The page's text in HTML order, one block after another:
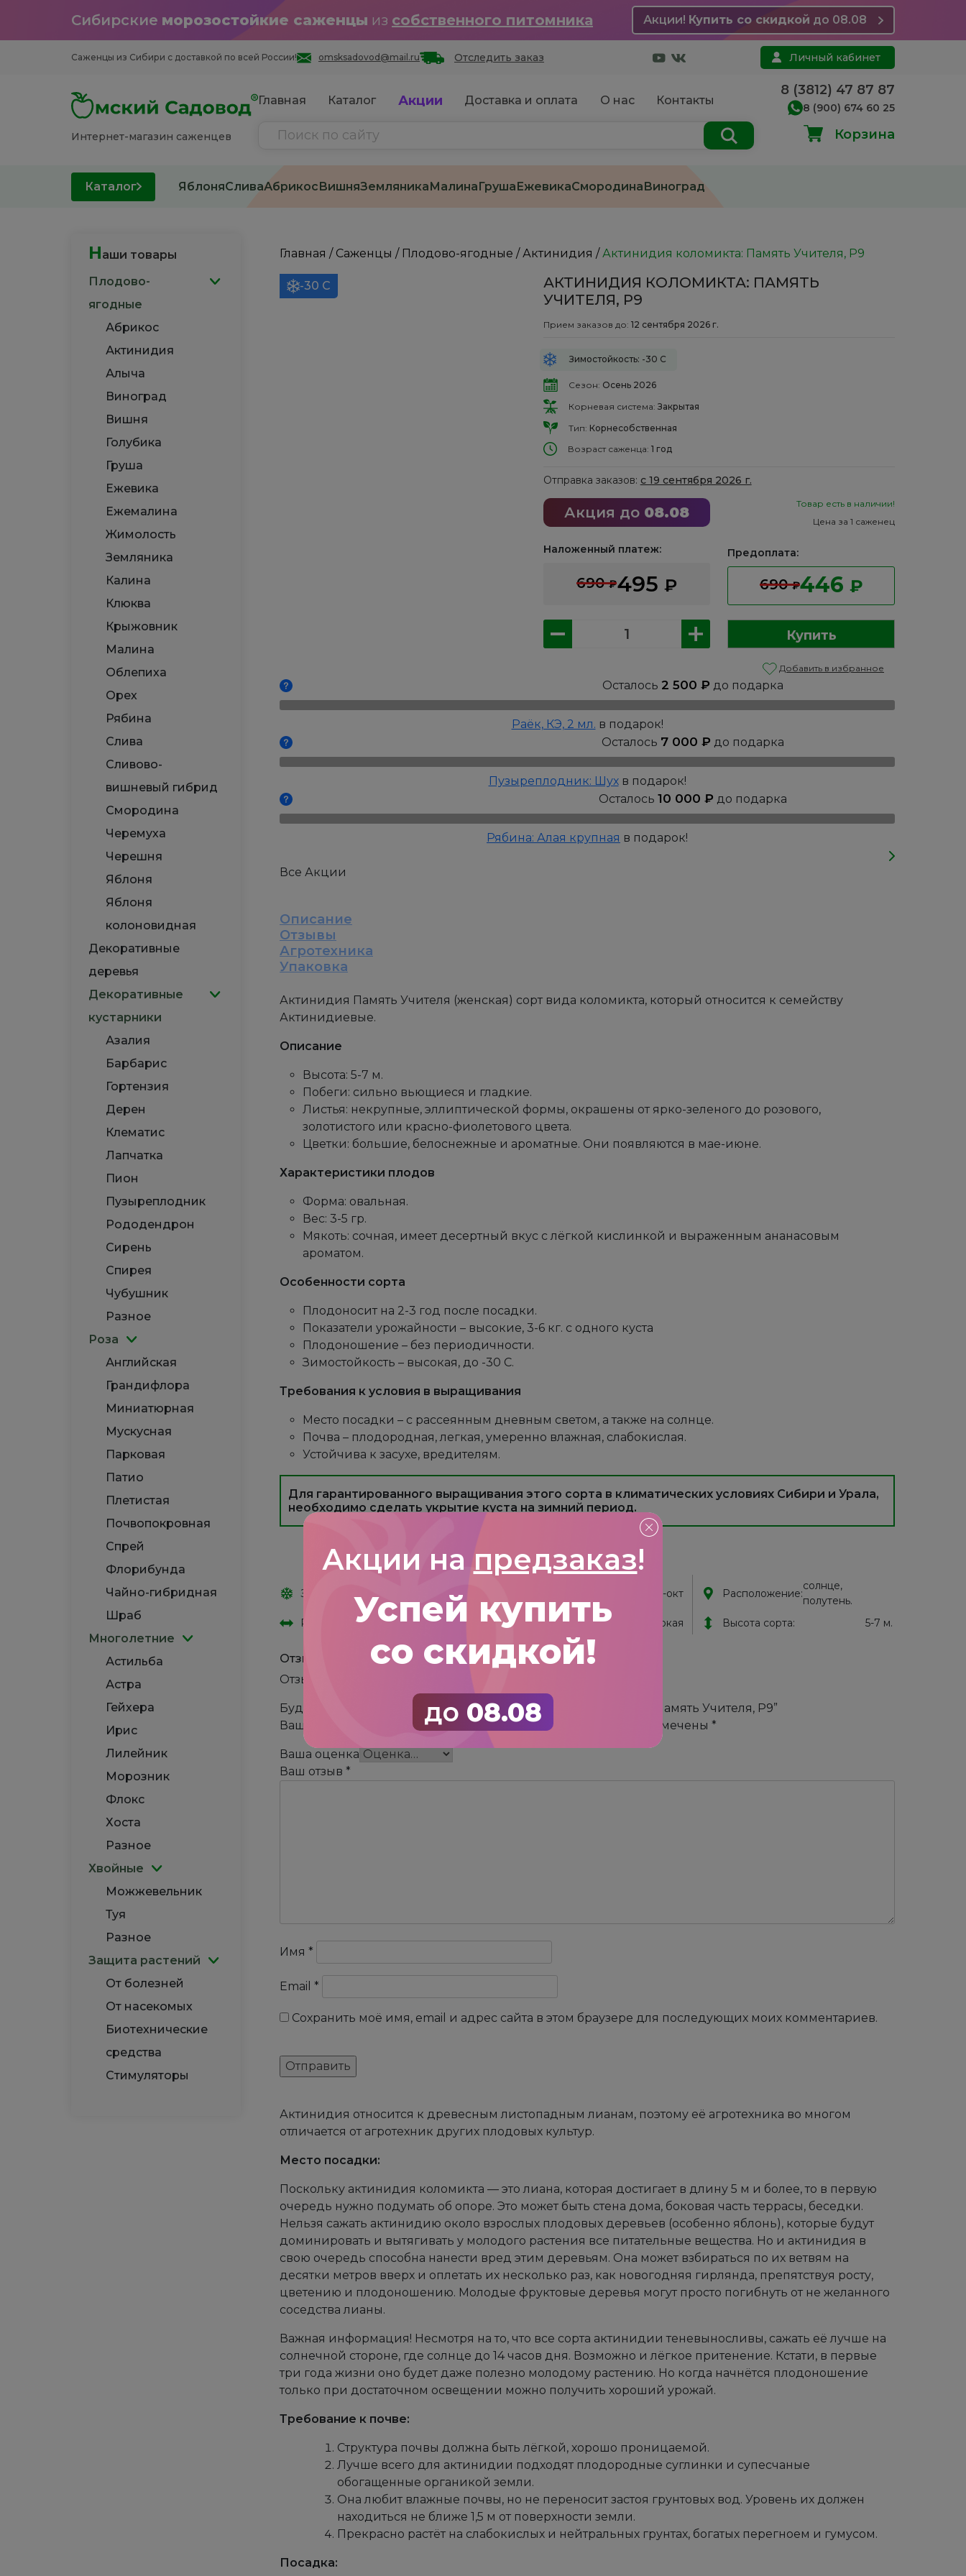
Акции напредзаказ!
Успей купить
со скидкой!
до 08.08
Сибирские морозостойкие саженцы из собственного питомника Акции! Купить со скидкой до 08.08
Саженцы из Cибири с доставкой по всей России! omsksadovod@mail.ru Отследить заказ Личный кабинет
Интернет-магазин саженцев
Главная Каталог Акции Доставка и оплата О нас Контакты
8 (3812) 47 87 87
8 (900) 674 60 25
Корзина
Каталог ЯблоняСливаАбрикосВишняЗемляникаМалинаГрушаЕжевикаСмородинаВиноград
Наши товары
Плодово-
ягодные
Абрикос
Актинидия
Алыча
Виноград
Вишня
Голубика
Груша
Ежевика
Ежемалина
Жимолость
Земляника
Калина
Клюква
Крыжовник
Малина
Облепиха
Орех
Рябина
Слива
Сливово-
вишневый гибрид
Смородина
Черемуха
Черешня
Яблоня
Яблоня
колоновидная
Декоративные
деревья
Декоративные
кустарники
Азалия
Барбарис
Гортензия
Дерен
Клематис
Лапчатка
Пион
Пузыреплодник
Рододендрон
Сирень
Спирея
Чубушник
Разное
Роза
Английская
Грандифлора
Миниатюрная
Мускусная
Парковая
Патио
Плетистая
Почвопокровная
Спрей
Флорибунда
Чайно-гибридная
Шраб
Многолетние
Астильба
Астра
Гейхера
Ирис
Лилейник
Морозник
Флокс
Хоста
Разное
Хвойные
Можжевельник
Туя
Разное
Защита растений
От болезней
От насекомых
Биотехнические
средства
Стимуляторы
Главная / Саженцы / Плодово-ягодные /Актинидия /Актинидия коломикта: Память Учителя, Р9
-30 С
АКТИНИДИЯ КОЛОМИКТА: ПАМЯТЬ
УЧИТЕЛЯ, Р9
Прием заказов до: 12 сентября 2026 г.
Зимостойкость: -30 С
Сезон: Осень 2026
Корневая система: Закрытая
Тип: Корнесобственная
Возраст саженца: 1 год
Отправка заказов: с 19 сентября 2026 г.
Акция до 08.08
Товар есть в наличии!
Цена за 1 саженец
Наложенный платеж:
690₽495 ₽
Предоплата:
690₽446 ₽
товара
коломикта:
Память
Учителя,
Р9
Купить
Добавить в избранное
Осталось 2 500 ₽ до подарка
Раёк, КЭ, 2 мл. в подарок!
Осталось 7 000 ₽ до подарка
Пузыреплодник: Шухв подарок!
Осталось 10 000 ₽ до подарка
Рябина: Алая крупная в подарок!
Все Акции
Описание
Отзывы
Агротехника
Упаковка
Актинидия Память Учителя (женская) сорт вида коломикта, который относится к семейству
Актинидиевые.
Описание
Высота: 5-7 м.
Побеги: сильно вьющиеся и гладкие.
Листья: некрупные, эллиптической формы, окрашены от ярко-зеленого до розового,
золотистого или красно-фиолетового цвета.
Цветки: большие, белоснежные и ароматные. Они появляются в мае-июне.
Характеристики плодов
Форма: овальная.
Вес: 3-5 гр.
Мякоть: сочная, имеет десертный вкус с лёгкой кислинкой и выраженным ананасовым
ароматом.
Особенности сорта
Плодоносит на 2-3 год после посадки.
Показатели урожайности – высокие, 3-6 кг. с одного куста
Плодоношение – без периодичности.
Зимостойкость – высокая, до -30 С.
Требования к условия в выращивания
Место посадки – с рассеянным дневным светом, а также на солнце.
Почва – плодородная, легкая, умеренно влажная, слабокислая.
Устойчива к засухе, вредителям.
Для гарантированного выращивания этого сорта в климатических условиях Сибири и Урала,
необходимо сделать укрытие куста на зимний период.
Зимостойкость: -30 С апр-май, сен-окт Расположение:
солнце,
полутень.
Расстояния между:
1,5-2 м Урожайность: высокая Высота сорта: 5-7 м.
Отзывы
Отзывов пока нет.
Будьте первым, кто оставил отзыв на “Актинидия коломикта: Память Учителя, Р9”
Ваш адрес email не будет опубликован. Обязательные поля помечены *
Ваша оценка
Ваш отзыв *
Имя *
Email *
Сохранить моё имя, email и адрес сайта в этом браузере для последующих моих комментариев.
Актинидия относится к древесным листопадным лианам, поэтому её агротехника во многом
отличается от агротехник других плодовых культур.
Место посадки:
Поскольку актинидия коломикта — это лиана, которая достигает в длину 5 м и более, то в первую
очередь нужно подумать об опоре. Это может быть стена дома, боковая часть террасы, беседки.
Нельзя сажать актинидию около взрослых плодовых деревьев (особенно яблонь), которые будут
доминировать и вытягивать у молодого растения все питательные вещества. Но и актинидия в
свою очередь способна нанести вред этим деревьям. Она может взбираться по их ветвям на
десятки метров вверх и оплетать их несколько раз, как новогодняя гирлянда, препятствуя росту,
цветению и плодоношению. Молодые фруктовые деревья могут просто погибнуть от не желанного
соседства лианы.
Важная информация! Несмотря на то, что все сорта актинидии теневыносливы, сажать её лучше на
солнечной стороне, где солнце до 14 часов дня. Возможно и лёгкое притенение. Кстати, в первые
три года жизни оно будет даже полезно молодому растению. Но когда начнётся плодоношение
только при достаточном освещении можно получить хороший урожай.
Требование к почве:
Структура почвы должна быть лёгкой, хорошо проницаемой.
Лучше всего для актинидии подходят плодородные суглинки и супесчаные
обогащенные органикой земли.
Она любит влажные почвы, но не переносит застоя грунтовых вод. Уровень их должен
находиться не ближе 1,5 м от поверхности земли.
Прекрасно растёт на слабокислых и нейтральных грунтах, богатых перегноем и гумусом.
Посадка: